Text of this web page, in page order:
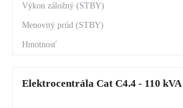
Elektrocentrála Cat C4.4 - 110 kVA